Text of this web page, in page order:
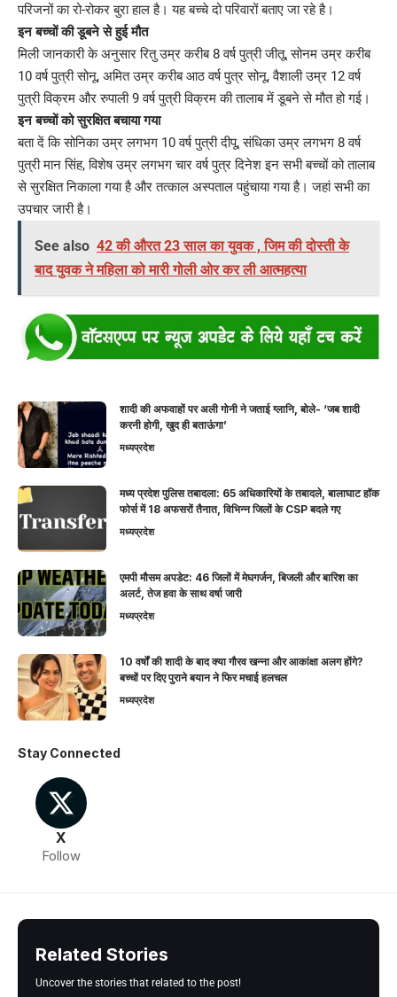
परिजनों का रो-रोकर बुरा हाल है। यह बच्चे दो परिवारों बताए जा रहे है।
इन बच्चों की डूबने से हुई मौत
मिली जानकारी के अनुसार रितु उम्र करीब 8 वर्ष पुत्री जीतू, सोनम उम्र करीब
10 वर्ष पुत्री सोनू, अमित उम्र करीब आठ वर्ष पुत्र सोनू, वैशाली उम्र 12 वर्ष
पुत्री विक्रम और रुपाली 9 वर्ष पुत्री विक्रम की तालाब में डूबने से मौत हो गई।
इन बच्चों को सुरक्षित बचाया गया
बता दें कि सोनिका उम्र लगभग 10 वर्ष पुत्री दीपू, संधिका उम्र लगभग 8 वर्ष
पुत्री मान सिंह, विशेष उम्र लगभग चार वर्ष पुत्र दिनेश इन सभी बच्चों को तालाब
से सुरक्षित निकाला गया है और तत्काल अस्पताल पहुंचाया गया है। जहां सभी का
उपचार जारी है।
See also 42 की औरत 23 साल का युवक , जिम की दोस्ती के
बाद युवक ने महिला को मारी गोली ओर कर ली आत्महत्या
शादी की अफवाहों पर अली गोनी ने जताई ग्लानि, बोले- ‘जब शादी
करनी होगी, खुद ही बताऊंगा’
मध्यप्रदेश
मध्य प्रदेश पुलिस तबादला: 65 अधिकारियों के तबादले, बालाघाट हॉक
फोर्स में 18 अफसरों तैनात, विभिन्न जिलों के CSP बदले गए
मध्यप्रदेश
एमपी मौसम अपडेट: 46 जिलों में मेघगर्जन, बिजली और बारिश का
अलर्ट, तेज हवा के साथ वर्षा जारी
मध्यप्रदेश
10 वर्षों की शादी के बाद क्या गौरव खन्ना और आकांक्षा अलग होंगे?
बच्चों पर दिए पुराने बयान ने फिर मचाई हलचल
मध्यप्रदेश
Stay Connected
X
Follow
Related Stories
Uncover the stories that related to the post!